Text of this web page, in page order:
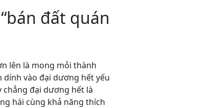
đất quán
lên là mong mỏi thành
vào đại dương hết yếu
đại dương hết là
hái cùng khả năng thích